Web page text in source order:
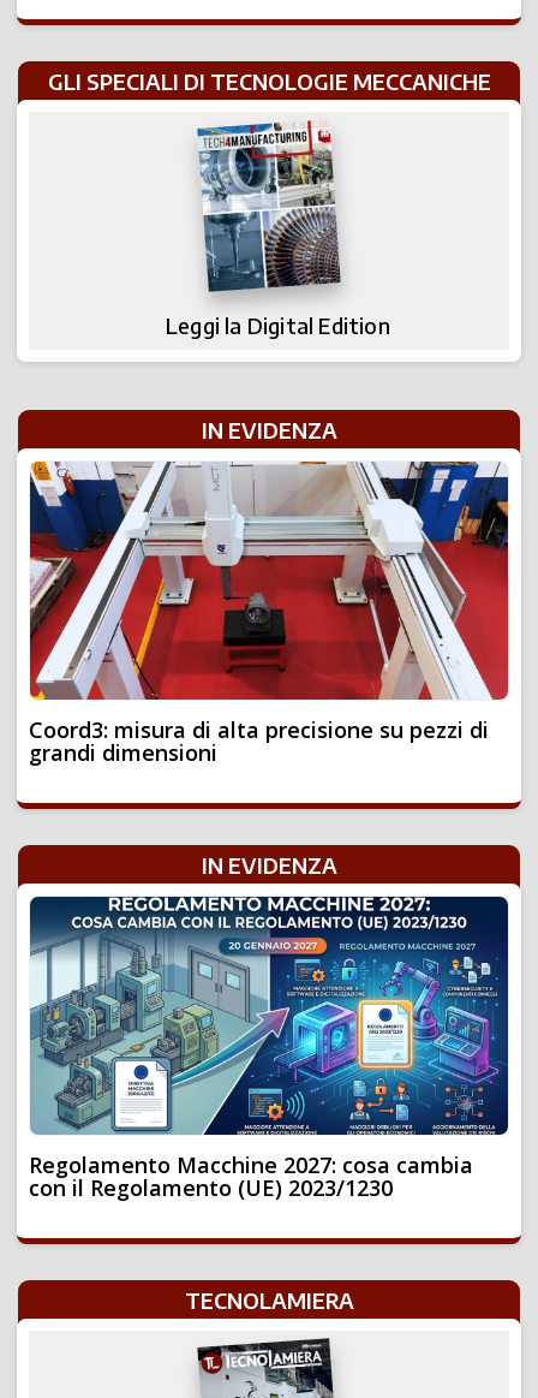
GLI SPECIALI DI TECNOLOGIE MECCANICHE
Leggi la Digital Edition
IN EVIDENZA
Coord3: misura di alta precisione su pezzi di
grandi dimensioni
IN EVIDENZA
Regolamento Macchine 2027: cosa cambia
con il Regolamento (UE) 2023/1230
TECNOLAMIERA